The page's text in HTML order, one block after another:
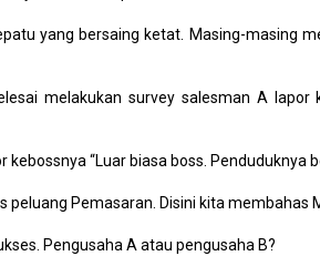
yang bersaing ketat. Masing-masing
melakukan survey salesman A
“Luar biasa boss. Penduduknya
peluang Pemasaran. Disini kita membahas
Pengusaha A atau pengusaha B?